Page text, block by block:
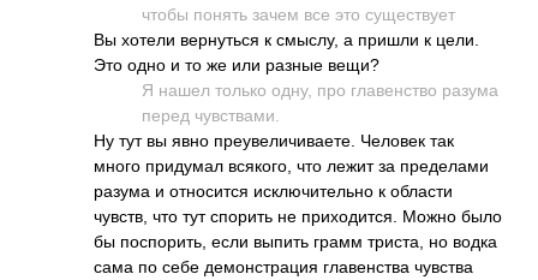
чтобы понять зачем все это суще­ствует
Вы хотели верн­уться к смыслу, а пришли к цели.
Это одно и то же или разные вещи?
Я нашел только одну, про глав­енство разума
перед чувс­твами.
Ну тут вы явно преу­вели­чива­ете. Человек так
много прид­умал всяк­ого, что лежит за пред­елами
разума и отно­сится искл­ючит­ельно к области
чувств, что тут спорить не прих­одит­ся. Можно было
бы посп­орить, если выпить грамм триста, но водка
сама по себе демо­нстр­ация глав­енства чувства